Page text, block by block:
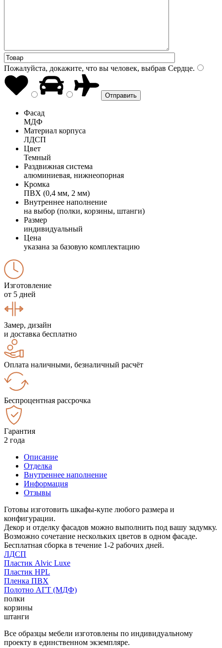
Пожалуйста, докажите, что вы человек, выбрав Сердце.
Фасад
МДФ
Материал корпуса
ЛДСП
Цвет
Темный
Раздвижная система
алюминиевая, нижнеопорная
Кромка
ПВХ (0,4 мм, 2 мм)
Внутреннее наполнение
на выбор (полки, корзины, штанги)
Размер
индивидуальный
Цена
указана за базовую комплектацию
Изготовление
от 5 дней
Замер, дизайн
и доставка бесплатно
Оплата наличными, безналичный расчёт
Беспроцентная рассрочка
Гарантия
2 года
Описание
Отделка
Внутреннее наполнение
Информация
Отзывы
Готовы изготовить шкафы-купе любого размера и
конфигурации.
Декор и отделку фасадов можно выполнить под вашу задумку.
Возможно сочетание нескольких цветов в одном фасаде.
Бесплатная сборка в течение 1-2 рабочих дней.
ЛДСП
Пластик Alvic Luxe
Пластик HPL
Пленка ПВХ
Полотно АГТ (МДФ)
полки
корзины
штанги
Все образцы мебели изготовлены по индивидуальному
проекту в единственном экземпляре.